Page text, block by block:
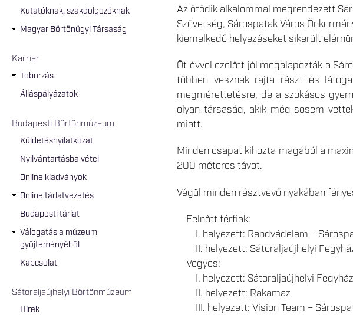
Kutatóknak, szakdolgozóknak
Magyar Börtönügyi Társaság
Karrier
Toborzás
Álláspályázatok
Budapesti Börtönmúzeum
Küldetésnyilatkozat
Nyilvántartásba vétel
Online kiadványok
Online tárlatvezetés
Budapesti tárlat
Válogatás a múzeum
gyűjteményéből
Kapcsolat
Sátoraljaújhelyi Börtönmúzeum
Hírek
Az ötödik alkalommal megrendezett
Szövetség, Sárospatak Város
kiemelkedő helyezéseket sikerült
Öt évvel ezelőtt jól megalapozták a
többen vesznek rajta részt és
megmérettetésre, de a szokásos
olyan társaság, akik még sosem
miatt.
Minden csapat kihozta magából a
200 méteres távot.
Végül minden résztvevő nyakában
Felnőtt férfiak:
I. helyezett: Rendvédelem –
II. helyezett: Sátoraljaújhelyi
Vegyes:
I. helyezett: Sátoraljaújhelyi
II. helyezett: Rakamaz
III. helyezett: Vision Team –